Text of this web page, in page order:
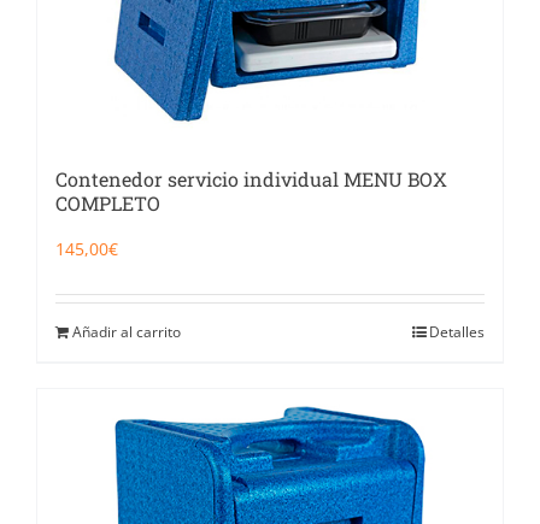
Contenedor servicio individual MENU BOX
COMPLETO
145,00€
Añadir al carrito Detalles